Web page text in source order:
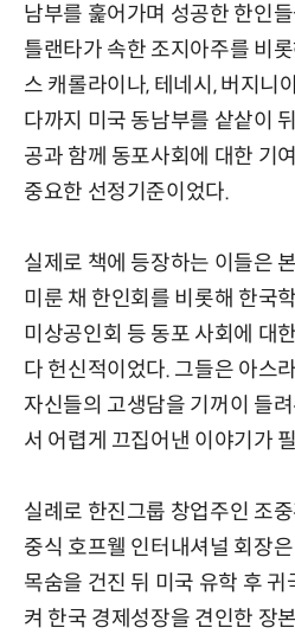
남부를 훑어가며 성공한 한인
틀랜타가 속한 조지아주를 비
스 캐롤라이나, 테네시, 버지니
다까지 미국 동남부를 샅샅이
공과 함께 동포사회에 대한 기
중요한 선정기준이었다.
실제로 책에 등장하는 이들은
미룬 채 한인회를 비롯해 한국
미상공인회 등 동포 사회에 대
다 헌신적이었다. 그들은 아스
자신들의 고생담을 기꺼이 들
서 어렵게 끄집어낸 이야기가
실례로 한진그룹 창업주인 조
중식 호프웰 인터내셔널 회장
목숨을 건진 뒤 미국 유학 후
켜 한국 경제성장을 견인한 장